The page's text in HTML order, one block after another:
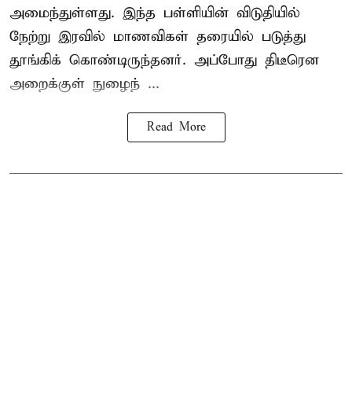
அமைந்துள்ளது. இந்த பள்ளியின் விடுதியில்
நேற்று இரவில் மாணவிகள் தரையில் படுத்து
தூங்கிக் கொண்டிருந்தனர். அப்போது திடீரென
அறைக்குள் நுழைந் ...
Read More